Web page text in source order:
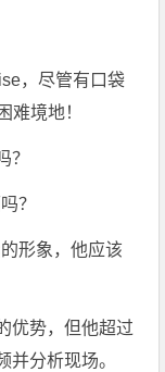
，尽管有口袋
难境地！
？
？
形象，他应该
优势，但他超过
并分析现场。